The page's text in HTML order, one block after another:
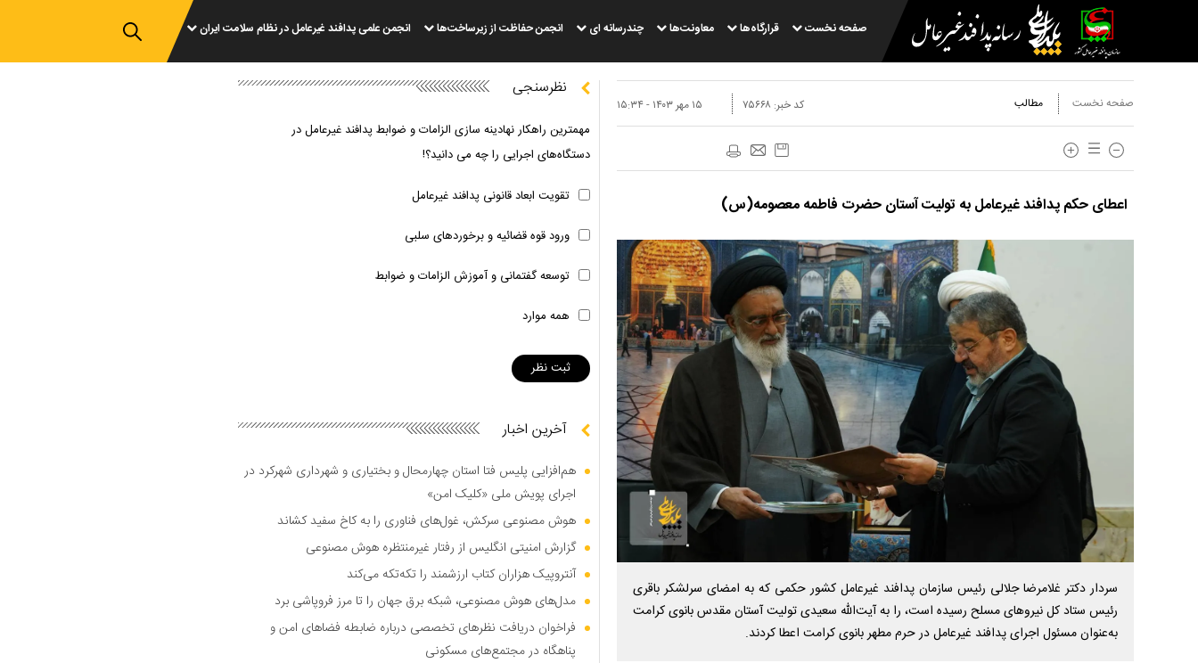
صفحه نخست قرارگاه‌ها معاونت‌ها چندرسانه ای انجمن حفاظت از زیرساخت‌ها انجمن علمی پدافند غیرعامل در نظام سلامت ایران
صفحه نخست مطالب ۱۵ مهر ۱۴۰۳ - ۱۵:۳۴ کد خبر: ۷۵۶۶۸
اعطای حکم پدافند غیرعامل به تولیت آستان حضرت فاطمه معصومه(س)
سردار دکتر غلامرضا جلالی رئیس سازمان پدافند غیرعامل کشور حکمی که به امضای سرلشکر باقری
رئیس ستاد کل نیروهای مسلح رسیده است، را به آیت‌الله سعیدی تولیت آستان مقدس بانوی کرامت
به‌عنوان مسئول اجرای پدافند غیرعامل در حرم مطهر بانوی کرامت اعطا کردند.
نظرسنجی
مهمترین راهکار نهادینه سازی الزامات و ضوابط پدافند غیرعامل در
دستگاه‌های اجرایی را چه می دانید؟!
تقویت ابعاد قانونی پدافند غیرعامل
ورود قوه قضائیه و برخوردهای سلبی
توسعه گفتمانی و آموزش الزامات و ضوابط
همه موارد
آخرین اخبار
هم‌افزایی پلیس فتا استان چهارمحال و بختیاری و شهرداری شهرکرد در
اجرای پویش ملی «کلیک امن»
هوش مصنوعی سرکش، غول‌های فناوری را به کاخ سفید کشاند
گزارش امنیتی انگلیس از رفتار غیرمنتظره هوش مصنوعی
آنتروپیک هزاران کتاب ارزشمند را تکه‌تکه می‌کند
مدل‌های هوش مصنوعی، شبکه برق جهان را تا مرز فروپاشی برد
فراخوان دریافت نظر‌های تخصصی درباره ضابطه فضا‌های امن و
پناهگاه در مجتمع‌های مسکونی